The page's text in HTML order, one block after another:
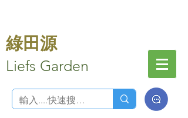
綠田源
Liefs Garden